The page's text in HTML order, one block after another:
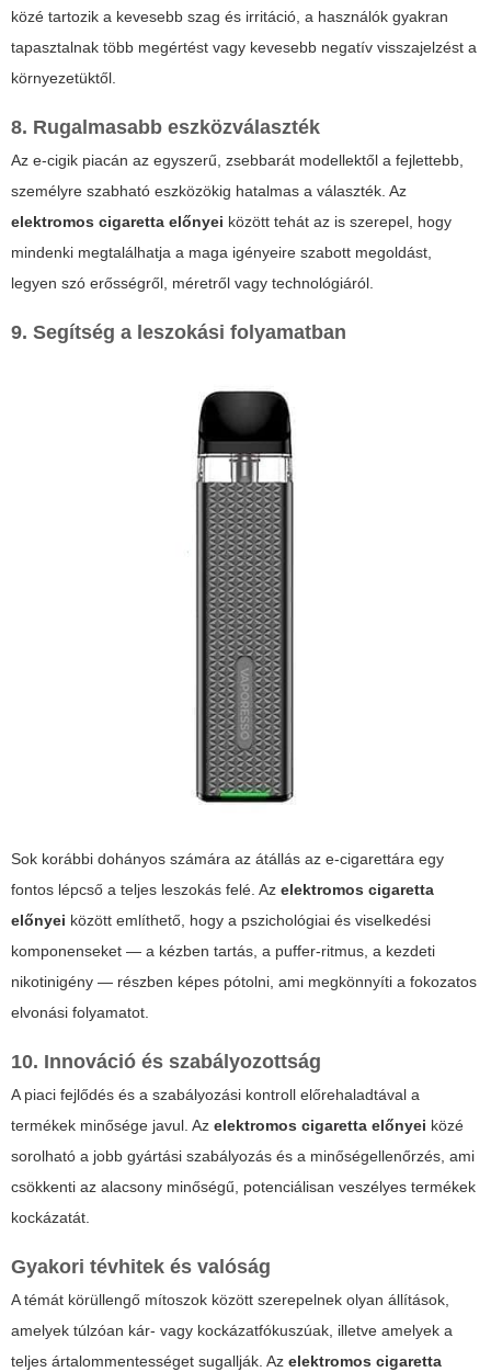
közé tartozik a kevesebb szag és irritáció, a használók gyakran
tapasztalnak több megértést vagy kevesebb negatív visszajelzést a
környezetüktől.
8. Rugalmasabb eszközválaszték
Az e-cigik piacán az egyszerű, zsebbarát modellektől a fejlettebb,
személyre szabható eszközökig hatalmas a választék. Az
elektromos cigaretta előnyei között tehát az is szerepel, hogy
mindenki megtalálhatja a maga igényeire szabott megoldást,
legyen szó erősségről, méretről vagy technológiáról.
9. Segítség a leszokási folyamatban
Sok korábbi dohányos számára az átállás az e-cigarettára egy
fontos lépcső a teljes leszokás felé. Az elektromos cigaretta
előnyei között említhető, hogy a pszichológiai és viselkedési
komponenseket — a kézben tartás, a puffer-ritmus, a kezdeti
nikotinigény — részben képes pótolni, ami megkönnyíti a fokozatos
elvonási folyamatot.
10. Innováció és szabályozottság
A piaci fejlődés és a szabályozási kontroll előrehaladtával a
termékek minősége javul. Az elektromos cigaretta előnyei közé
sorolható a jobb gyártási szabályozás és a minőségellenőrzés, ami
csökkenti az alacsony minőségű, potenciálisan veszélyes termékek
kockázatát.
Gyakori tévhitek és valóság
A témát körüllengő mítoszok között szerepelnek olyan állítások,
amelyek túlzóan kár- vagy kockázatfókuszúak, illetve amelyek a
teljes ártalommentességet sugallják. Az elektromos cigaretta